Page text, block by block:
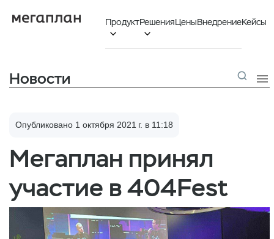
Продукт

Решения

ЦеныВнедрениеКейсы
Новости 
Опубликовано 1 октября 2021 г. в 11:18
Мегаплан принял
участие в 404Fest